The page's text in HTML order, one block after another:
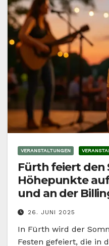
VERANSTALTUNGEN
Fürth feiert den
Höhepunkte
und an der
26. JUNI 2025
In Fürth wird der
Festen gefeiert, die in